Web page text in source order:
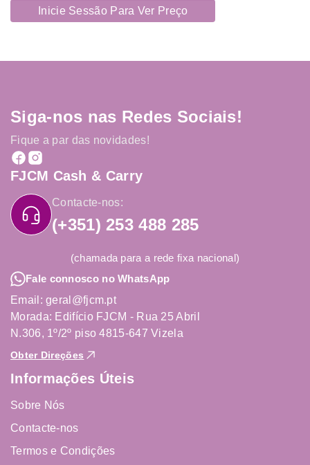
Inicie Sessão Para Ver Preço
Siga-nos nas Redes Sociais!
Fique a par das novidades!
FJCM Cash & Carry
Contacte-nos:
(+351) 253 488 285
(chamada para a rede fixa nacional)
Fale connosco no WhatsApp
Email: geral@fjcm.pt
Morada: Edifício FJCM - Rua 25 Abril
N.306, 1º/2º piso 4815-647 Vizela
Obter Direções
Informações Úteis
Sobre Nós
Contacte-nos
Termos e Condições